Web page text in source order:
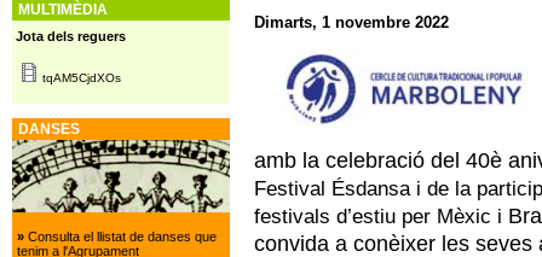
Dimarts, 1 novembre 2022
amb la celebració del 40è
Festival Ésdansa i de la
festivals d’estiu per Mèxic i
convida a conèixer les
MULTIMÈDIA
Jota dels reguers
tqAM5CjdXOs
DANSES
»Consulta el llistat de danses que
tenim a l'Agrupament